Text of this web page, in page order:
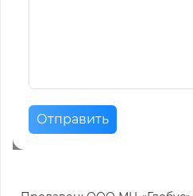
Отправить